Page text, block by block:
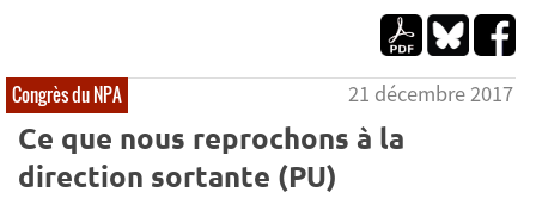
Congrès du NPA 21 décembre 2017
Ce que nous reprochons à la
direction sortante (PU)